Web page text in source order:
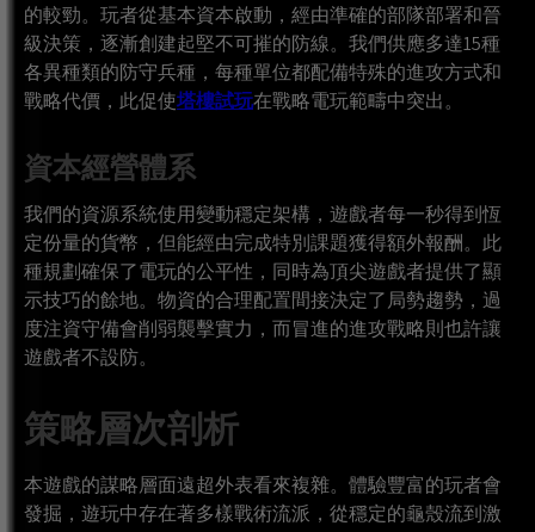
的較勁。玩者從基本資本啟動，經由準確的部隊部署和晉
級決策，逐漸創建起堅不可摧的防線。我們供應多達15種
各異種類的防守兵種，每種單位都配備特殊的進攻方式和
戰略代價，此促使塔樓試玩在戰略電玩範疇中突出。
資本經營體系
我們的資源系統使用變動穩定架構，遊戲者每一秒得到恆
定份量的貨幣，但能經由完成特別課題獲得額外報酬。此
種規劃確保了電玩的公平性，同時為頂尖遊戲者提供了顯
示技巧的餘地。物資的合理配置間接決定了局勢趨勢，過
度注資守備會削弱襲擊實力，而冒進的進攻戰略則也許讓
遊戲者不設防。
策略層次剖析
本遊戲的謀略層面遠超外表看來複雜。體驗豐富的玩者會
發掘，遊玩中存在著多樣戰術流派，從穩定的龜殼流到激